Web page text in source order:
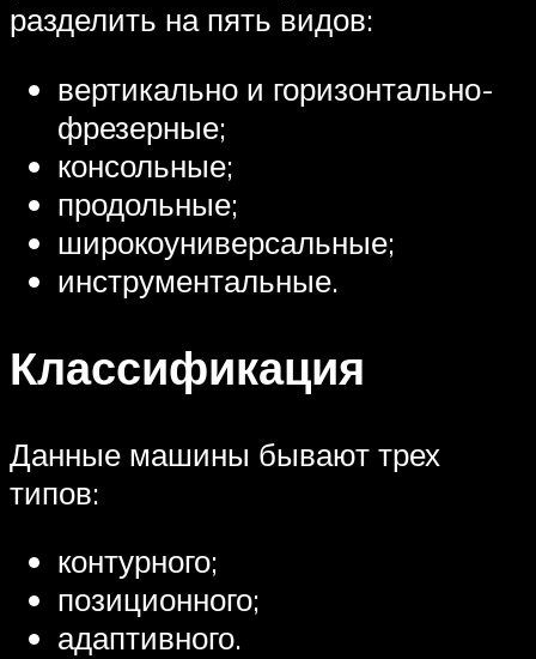
разделить на пять видов:
вертикально и горизонтально-
фрезерные;
консольные;
продольные;
широкоуниверсальные;
инструментальные.
Классификация
Данные машины бывают трех
типов:
контурного;
позиционного;
адаптивного.